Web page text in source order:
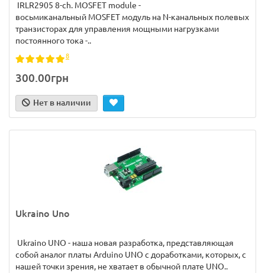
IRLR2905 8-ch. MOSFET module -
восьмиканальный MOSFET модуль на N-канальных полевых
транзисторах для управления мощными нагрузками
постоянного тока -..
8
300.00грн
Нет в наличии
Ukraino Uno
Ukraino UNO - наша новая разработка, представляющая
собой аналог платы Arduino UNO с доработками, которых, с
нашей точки зрения, не хватает в обычной плате UNO..